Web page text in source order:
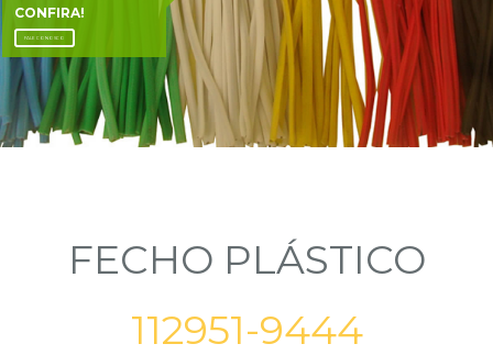
CONFIRA!
FALE CONOSCO
FECHO PLÁSTICO
112951-9444